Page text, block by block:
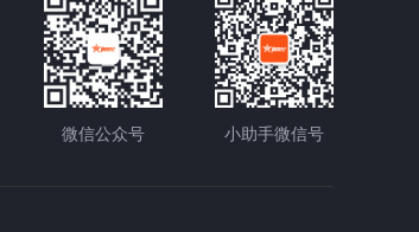
微信公众号 小助手微信号